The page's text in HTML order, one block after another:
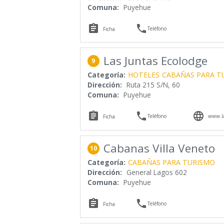
Comuna: Puyehue
 Ficha Teléfono
9 Las Juntas Ecolodge
Categoría: HOTELES CABAÑAS PARA
Dirección: Ruta 215 S/N, 60
Comuna: Puyehue
 Ficha Teléfono 
10 Cabanas Villa Veneto
Categoría: CABAÑAS PARA TURISMO
Dirección: General Lagos 602
Comuna: Puyehue
 Ficha Teléfono